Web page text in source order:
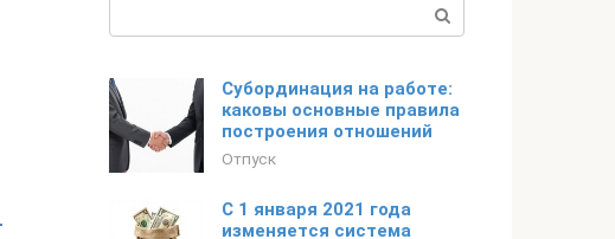
Субординация на работе:
каковы основные правила
построения отношений
Отпуск
С 1 января 2021 года
изменяется система